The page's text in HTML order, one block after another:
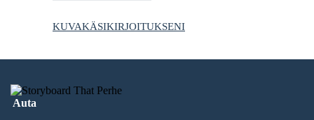
KUVAKÄSIKIRJOITUKSENI
Auta